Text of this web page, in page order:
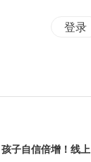
登录
子自信倍增！线上